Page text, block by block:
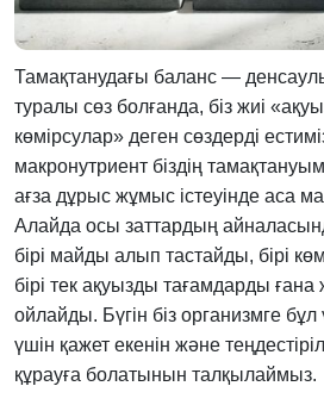
Тамақтанудағы баланс —
туралы сөз болғанда, біз жиі
көмірсулар» деген сөздерді
макронутриент біздің
ағза дұрыс жұмыс істеуінде аса
Алайда осы заттардың
бірі майды алып тастайды, бірі
бірі тек ақуызды тағамдарды
ойлайды. Бүгін біз организмге
үшін қажет екенін және
құрауға болатынын талқылаймыз.